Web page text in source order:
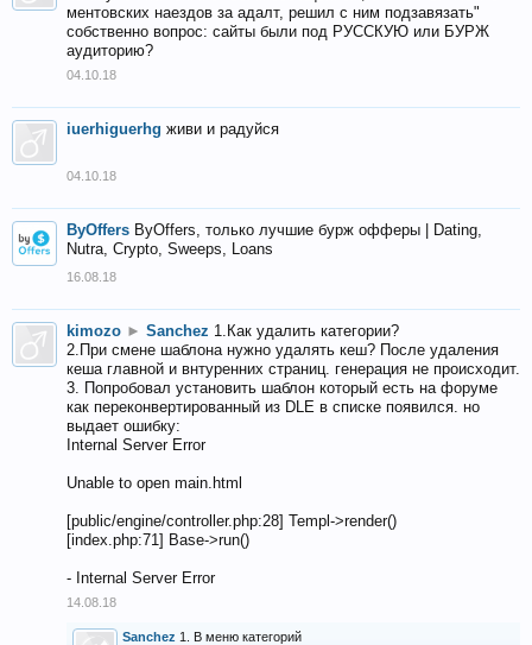
ментовских наездов за адалт, решил с ним подзавязать"
собственно вопрос: сайты были под РУССКУЮ или БУРЖ
аудиторию?
04.10.18
iuerhiguerhg живи и радуйся
04.10.18
ByOffers ByOffers, только лучшие бурж офферы | Dating,
Nutra, Crypto, Sweeps, Loans
16.08.18
kimozo ► Sanchez 1.Как удалить категории?
2.При смене шаблона нужно удалять кеш? После удаления
кеша главной и внтуренних страниц. генерация не происходит.
3. Попробовал установить шаблон который есть на форуме
как переконвертированный из DLE в списке появился. но
выдает ошибку:
Internal Server Error
Unable to open main.html
[public/engine/controller.php:28] Templ->render()
[index.php:71] Base->run()
- Internal Server Error
14.08.18
Sanchez 1. В меню категорий